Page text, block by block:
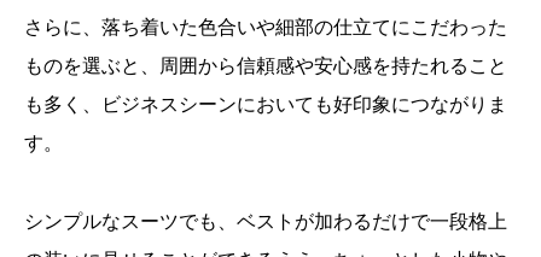
さらに、落ち着いた色合いや細部の仕立てにこだわった
ものを選ぶと、周囲から信頼感や安心感を持たれること
も多く、ビジネスシーンにおいても好印象につながりま
す。
シンプルなスーツでも、ベストが加わるだけで一段格上